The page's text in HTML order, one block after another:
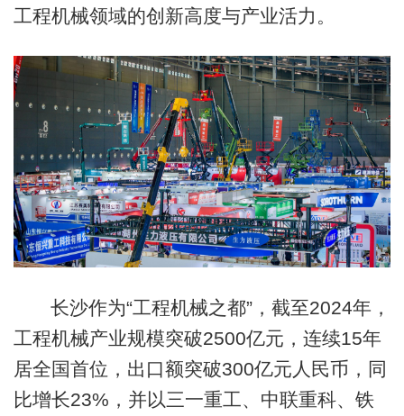
工程机械领域的创新高度与产业活力。
长沙作为“工程机械之都”，截至2024年，
工程机械产业规模突破2500亿元，连续15年
居全国首位，出口额突破300亿元人民币，同
比增长23%，并以三一重工、中联重科、铁